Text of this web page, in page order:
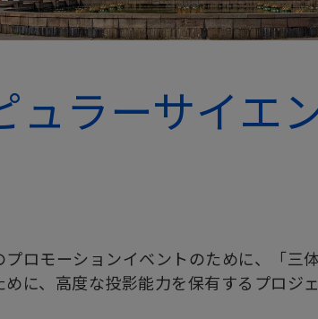
ュラーサイエ
ロモーションイベントのために、「三体
に、高度な投影能力を保有するプロジ